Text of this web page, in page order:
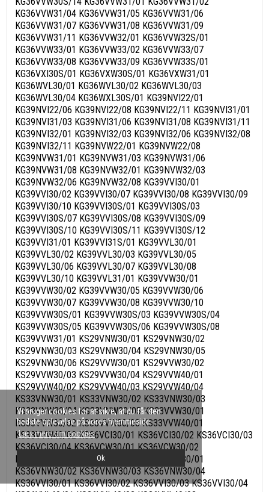
Vi bruger cookies for at sikre, at du får den
bedste oplevelse på vores hjemmeside.
Læs mere om cookies
Ok
KG36VVW31/04 KG36VVW31/05 KG36VVW31/06
KG36VVW31/07 KG36VVW31/08 KG36VVW31/09
KG36VVW31/11 KG36VVW32/01 KG36VVW32S/01
KG36VVW33/01 KG36VVW33/02 KG36VVW33/07
KG36VVW33/08 KG36VVW33/09 KG36VVW33S/01
KG36VXI30S/01 KG36VXW30S/01 KG36VXW31/01
KG36WVL30/01 KG36WVL30/02 KG36WVL30/03
KG36WVL30/04 KG36WXL30S/01 KG39NVI22/01
KG39NVI22/06 KG39NVI22/08 KG39NVI22/11 KG39NVI31/01
KG39NVI31/03 KG39NVI31/06 KG39NVI31/08 KG39NVI31/11
KG39NVI32/01 KG39NVI32/03 KG39NVI32/06 KG39NVI32/08
KG39NVI32/11 KG39NVW22/01 KG39NVW22/08
KG39NVW31/01 KG39NVW31/03 KG39NVW31/06
KG39NVW31/08 KG39NVW32/01 KG39NVW32/03
KG39NVW32/06 KG39NVW32/08 KG39VVI30/01
KG39VVI30/02 KG39VVI30/07 KG39VVI30/08 KG39VVI30/09
KG39VVI30/10 KG39VVI30S/01 KG39VVI30S/03
KG39VVI30S/07 KG39VVI30S/08 KG39VVI30S/09
KG39VVI30S/10 KG39VVI30S/11 KG39VVI30S/12
KG39VVI31/01 KG39VVI31S/01 KG39VVL30/01
KG39VVL30/02 KG39VVL30/03 KG39VVL30/05
KG39VVL30/06 KG39VVL30/07 KG39VVL30/08
KG39VVL30/10 KG39VVL31/01 KG39VVW30/01
KG39VVW30/02 KG39VVW30/05 KG39VVW30/06
KG39VVW30/07 KG39VVW30/08 KG39VVW30/10
KG39VVW30S/01 KG39VVW30S/03 KG39VVW30S/04
KG39VVW30S/05 KG39VVW30S/06 KG39VVW30S/08
KG39VVW31/01 KS29VNW30/01 KS29VNW30/02
KS29VNW30/03 KS29VNW30/04 KS29VNW30/05
KS29VNW30/06 KS29VVW30/01 KS29VVW30/02
KS29VVW30/03 KS29VVW30/04 KS29VVW40/01
KS29VVW40/02 KS29VVW40/03 KS29VVW40/04
KS33VNW30/01 KS33VNW30/02 KS33VNW30/03
KS33VNW30/04 KS33VNW30/05 KS33VVW30/01
KS33VVW30/02 KS33VVW30/03 KS33VVW40/01
KS33VVW40/02 KS36VCI30/01 KS36VCI30/02 KS36VCI30/03
KS36VCI30/04 KS36VCW30/01 KS36VCW30/02
KS36VCW30/03 KS36VCW30/04 KS36VNW30/01
KS36VNW30/02 KS36VNW30/03 KS36VNW30/04
KS36VVI30/01 KS36VVI30/02 KS36VVI30/03 KS36VVI30/04